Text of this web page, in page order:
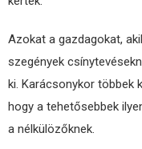
Azokat a gazdagokat,
szegények
ki. Karácsonykor többek
hogy a tehetősebbek
a nélkülözőknek.